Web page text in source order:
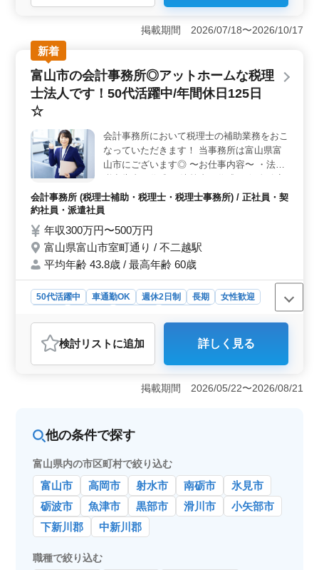
＜働く環境＞ 高岡市内のデイサービスでは、中高年の
経験豊富な看護師が活躍しています。夜勤がないため、
メリハリをつけて働くことができ、ワークライフバラン
スが整っています。シニアの方も歓迎され、安心して長
期間働くことができます。 ＜業務内容＞ 健康状態
の観察や治療継続のための看護、在宅でのリハビリテー
ション、日常生活の看護など、利用者様の健康管理に関
わる業務を担当します。シフト制のため、柔軟な働き方
が可能です。 ＜働く条件＞ 正看護師または准看護
師の免許と、5年以上の実務経験が必要です。車通勤が可
能であり、無料駐車場も完備されています。賞与が年2回
あり、福利厚生も充実しているところも魅力です。
掲載期間 2026/07/18〜2026/10/17
新着
富山市の会計事務所◎アットホームな税理
士法人です！50代活躍中/年間休日125日
☆
会計事務所において税理士の補助業務をおこ
なっていただきます！ 当事務所は富山県富
山市にございます◎ 〜お仕事内容〜 ・法人
申告書の作成 ・月次帳簿作成及びチェック
など 〜求人ポイント〜 ・会計ソフト：ミロ
能 ママさんも活躍中◎ とってもアットホー
ムな事務所です！ 今までの経験を活かしま
せんか？ ご応募お待ちしております。
会計事務所 (税理士補助・税理士・税理士事務所) / 正社員・契
約社員・派遣社員
年収300万円〜500万円
富山県富山市室町通り / 不二越駅
平均年齢 43.8歳 / 最高年齢 60歳
50代活躍中 車通勤OK 週休2日制 長期
女性歓迎
おすすめポイント
＜アットホームな雰囲気＞ 富山市の会計事務所で、ア
ットホームな雰囲気の税理士法人です。スタッフ同士の
コミュニケーションが活発で、温かい人間関係が築かれ
ています。経験豊富な先輩スタッフが丁寧に指導し、新
います。税務申告書の作成や決算書の作成など、幅広い
り組むことが可能です。また、チームとして協力し合い
ながら業務に取り組むことができます。 ＜働きやす
い環境＞ 年間休日125日という充実した休暇制度があ
り、仕事とプライベートの両立がしやすい環境です。ま
た、週3日のパート勤務も可能で、ママさんなどライフス
タイルに合わせて働くことができます。無料駐車場も完
検討リスト に追加 詳しく見る
掲載期間 2026/05/22〜2026/08/21
他の条件で探す
富山県内の市区町村で絞り込む
富山市 高岡市 射水市 南砺市
氷見市
砺波市
魚津市 黒部市 滑川市
小矢部市
下新川郡
中新川郡
職種で絞り込む